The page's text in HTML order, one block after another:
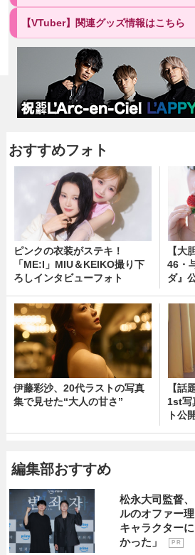
【VTuber】関連グッズ情報はこちら
おすすめフォト
ピンクの衣装がステキ！
「ME:I」MIU＆KEIKO撮り下
ろしインタビューフォト
【大
46・
ダ』
伊藤彩沙、20代ラストの写真
集で見せた“大人の甘さ”
【話
1st写
ト公
編集部おすすめ
松永大司監督
ルのオファー
キャラクター
かった」
P R